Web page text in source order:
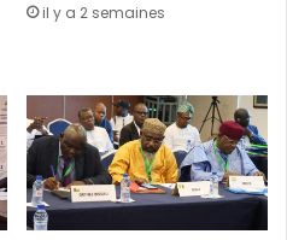
il y a 2 semaines